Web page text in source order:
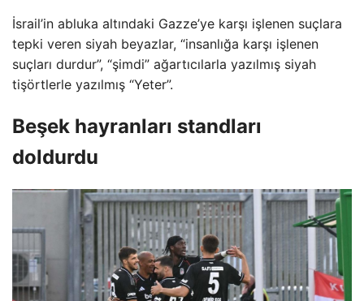
İsrail’in abluka altındaki Gazze’ye karşı işlenen suçlara
tepki veren siyah beyazlar, “insanlığa karşı işlenen
suçları durdur”, “şimdi” ağartıcılarla yazılmış siyah
tişörtlerle yazılmış “Yeter”.
Beşek hayranları standları
doldurdu